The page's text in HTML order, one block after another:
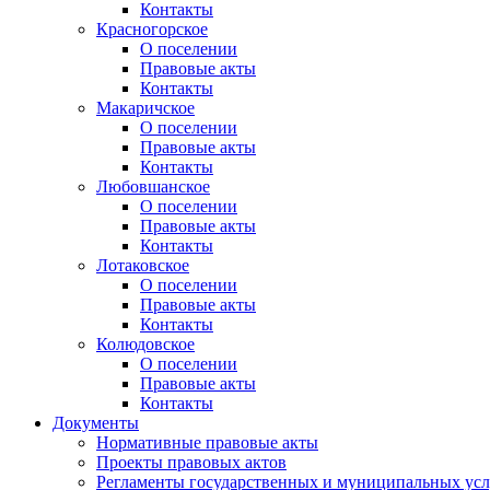
Контакты
Красногорское
О поселении
Правовые акты
Контакты
Макаричское
О поселении
Правовые акты
Контакты
Любовшанское
О поселении
Правовые акты
Контакты
Лотаковское
О поселении
Правовые акты
Контакты
Колюдовское
О поселении
Правовые акты
Контакты
Документы
Нормативные правовые акты
Проекты правовых актов
Регламенты государственных и муниципальных